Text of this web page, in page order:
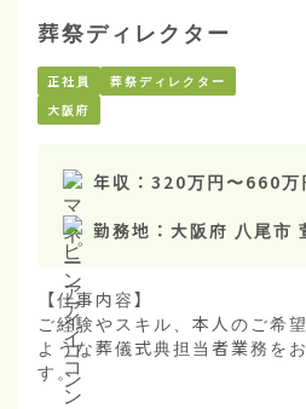
葬祭ディレクター
正社員
葬祭ディレクター
大阪府
年収： 320万円〜660万
勤務地： 大阪府 八尾市
【仕事内容】
ご経験やスキル、本人のご希
ような葬儀式典担当者業務を
す。